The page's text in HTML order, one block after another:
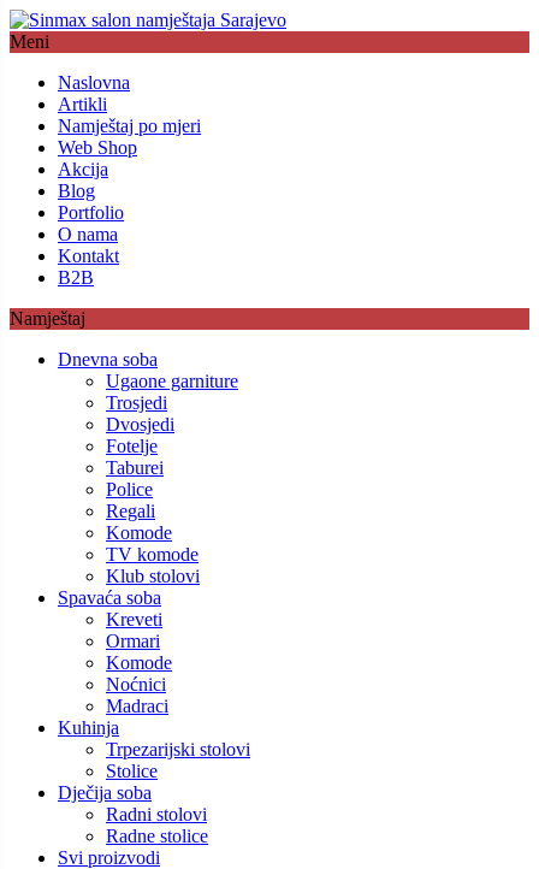
Meni
Naslovna
Artikli
Namještaj po mjeri
Web Shop
Akcija
Blog
Portfolio
O nama
Kontakt
B2B
Namještaj
Dnevna soba
Ugaone garniture
Trosjedi
Dvosjedi
Fotelje
Taburei
Police
Regali
Komode
TV komode
Klub stolovi
Spavaća soba
Kreveti
Ormari
Komode
Noćnici
Madraci
Kuhinja
Trpezarijski stolovi
Stolice
Dječija soba
Radni stolovi
Radne stolice
Svi proizvodi